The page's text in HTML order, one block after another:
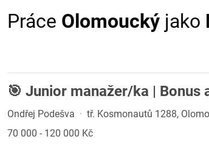
Práce Olomoucký jako
🎯 Junior manažer/ka | Bonus
Ondřej Podešva · tř. Kosmonautů 1288,
70 000 - 120 000 Kč